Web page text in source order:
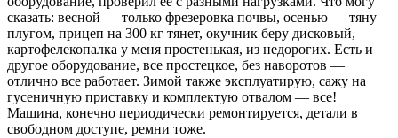
сказать: весной — только фрезеровка почвы, осенью — тяну
плугом, прицеп на 300 кг тянет, окучник беру дисковый,
картофелекопалка у меня простенькая, из недорогих. Есть и
другое оборудование, все простецкое, без наворотов —
отлично все работает. Зимой также эксплуатирую, сажу на
гусеничную приставку и комплектую отвалом — все!
Машина, конечно периодически ремонтируется, детали в
свободном доступе, ремни тоже.